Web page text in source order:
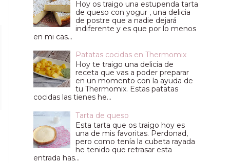
Hoy os traigo una estupenda tarta
de queso con yogur , una delicia
de postre que a nadie dejará
indiferente y es que por lo menos
en mi cas...
Patatas cocidas en Thermomix
Hoy te traigo una delicia de
receta que vas a poder preparar
en un momento con la ayuda de
tu Thermomix. Estas patatas
cocidas las tienes he...
Tarta de queso
Esta tarta que os traigo hoy es
una de mis favoritas. Perdonad,
pero como tenía la cubeta rayada
he tenido que retrasar esta
entrada has...